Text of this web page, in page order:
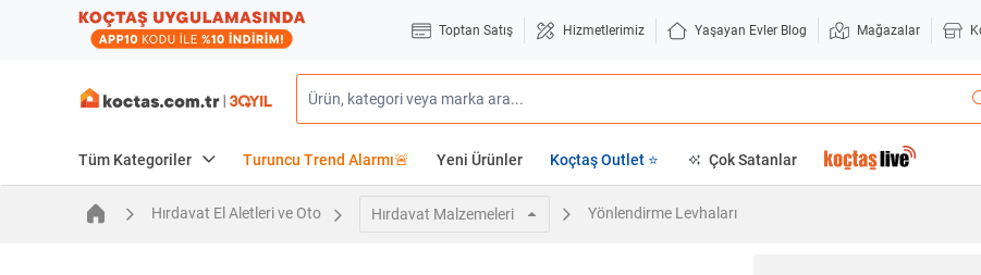
Toptan Satış Hizmetlerimiz Yaşayan Evler Blog Mağazalar
Tüm Kategoriler Turuncu Trend Alarmı🚨 Yeni Ürünler Koçtaş Outlet ⭐ Çok Satanlar
Hırdavat El Aletleri ve Oto Hırdavat Malzemeleri Yönlendirme Levhaları